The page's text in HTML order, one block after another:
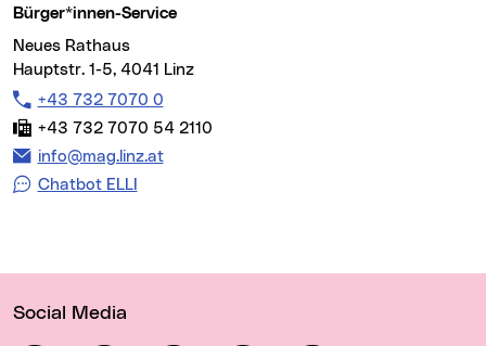
Bürger*innen-Service
Neues Rathaus
Hauptstr. 1-5, 4041 Linz
Telefon:
+43 732 7070 0
Fax:
+43 732 7070 54 2110
E-Mail Adresse:
info@mag.linz.at
Chatbot ELLI
Social Media